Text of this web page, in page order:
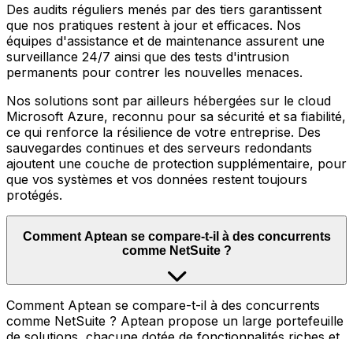
Des audits réguliers menés par des tiers garantissent
que nos pratiques restent à jour et efficaces. Nos
équipes d'assistance et de maintenance assurent une
surveillance 24/7 ainsi que des tests d'intrusion
permanents pour contrer les nouvelles menaces.
Nos solutions sont par ailleurs hébergées sur le cloud
Microsoft Azure, reconnu pour sa sécurité et sa fiabilité,
ce qui renforce la résilience de votre entreprise. Des
sauvegardes continues et des serveurs redondants
ajoutent une couche de protection supplémentaire, pour
que vos systèmes et vos données restent toujours
protégés.
Comment Aptean se compare-t-il à des concurrents
comme NetSuite ?
Comment Aptean se compare-t-il à des concurrents
comme NetSuite ? Aptean propose un large portefeuille